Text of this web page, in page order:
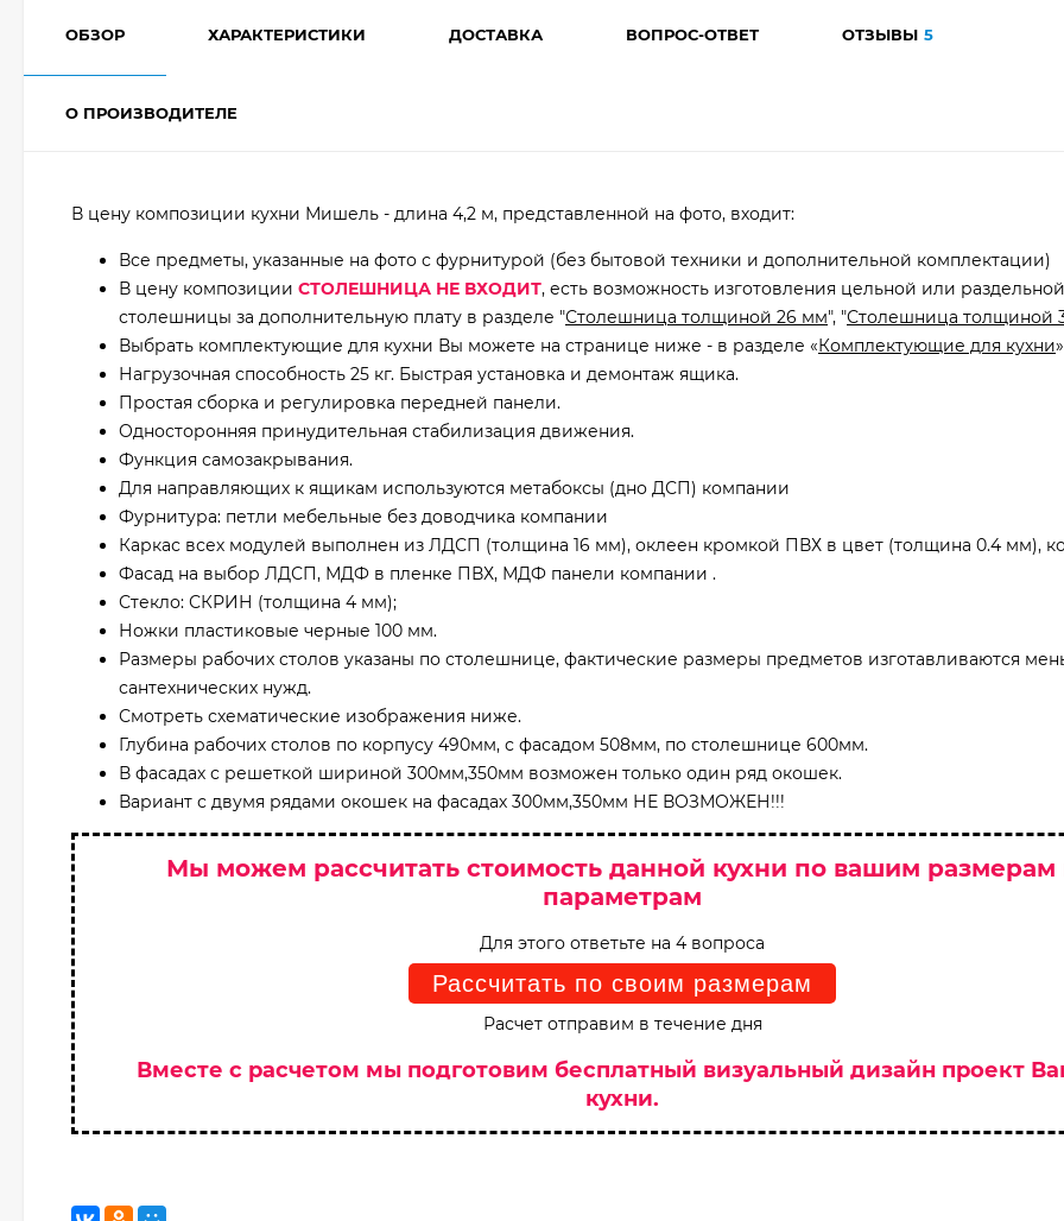
ОБЗОР ХАРАКТЕРИСТИКИ ДОСТАВКА ВОПРОС-ОТВЕТ ОТЗЫВЫ 5
О ПРОИЗВОДИТЕЛЕ
В цену композиции кухни Мишель - длина 4,2 м, представленной на фото, входит:
Все предметы, указанные на фото с фурнитурой (без бытовой техники и дополнительной комплектации)
В цену композиции СТОЛЕШНИЦА НЕ ВХОДИТ, есть возможность изготовления цельной или раздельной
столешницы за дополнительную плату в разделе "Столешница толщиной 26 мм", "Столешница толщиной
Выбрать комплектующие для кухни Вы можете на странице ниже - в разделе «Комплектующие для кухни»
Нагрузочная способность 25 кг. Быстрая установка и демонтаж ящика.
Простая сборка и регулировка передней панели.
Односторонняя принудительная стабилизация движения.
Функция самозакрывания.
Для направляющих к ящикам используются метабоксы (дно ДСП) компании
Фурнитура: петли мебельные без доводчика компании
Каркас всех модулей выполнен из ЛДСП (толщина 16 мм), оклеен кромкой ПВХ в цвет (толщина 0.4 мм),
Фасад на выбор ЛДСП, МДФ в пленке ПВХ, МДФ панели компании .
Стекло: СКРИН (толщина 4 мм);
Ножки пластиковые черные 100 мм.
Размеры рабочих столов указаны по столешнице, фактические размеры предметов изготавливаются
сантехнических нужд.
Смотреть схематические изображения ниже.
Глубина рабочих столов по корпусу 490мм, с фасадом 508мм, по столешнице 600мм.
В фасадах с решеткой шириной 300мм,350мм возможен только один ряд окошек.
Вариант с двумя рядами окошек на фасадах 300мм,350мм НЕ ВОЗМОЖЕН!!!
Мы можем рассчитать стоимость данной кухни по вашим размерам
параметрам
Для этого ответьте на 4 вопроса
Рассчитать по своим размерам
Расчет отправим в течение дня
Вместе с расчетом мы подготовим бесплатный визуальный дизайн проект
кухни.